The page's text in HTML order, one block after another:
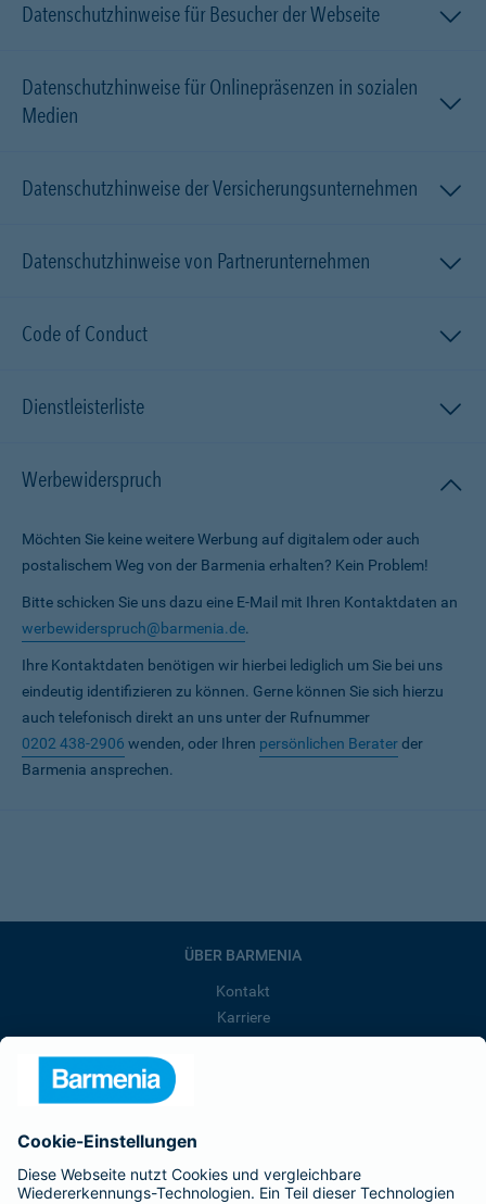
Datenschutzhinweise für Besucher der Webseite
Datenschutzhinweise für Onlinepräsenzen in sozialen
Medien
Datenschutzhinweise der Versicherungsunternehmen
Datenschutzhinweise von Partnerunternehmen
Code of Conduct
Dienstleisterliste
Werbewiderspruch
Möchten Sie keine weitere Werbung auf digitalem oder auch
postalischem Weg von der Barmenia erhalten? Kein Problem!
Bitte schicken Sie uns dazu eine E-Mail mit Ihren Kontaktdaten an
werbewiderspruch@barmenia.de.
Ihre Kontaktdaten benötigen wir hierbei lediglich um Sie bei uns
eindeutig identifizieren zu können. Gerne können Sie sich hierzu
auch telefonisch direkt an uns unter der Rufnummer
0202 438-2906 wenden, oder Ihren persönlichen Beraterder
Barmenia ansprechen.
ÜBER BARMENIA
Kontakt
Karriere
Barmenia ist Teil der BarmeniaGothaer
BELIEBTE SEITEN